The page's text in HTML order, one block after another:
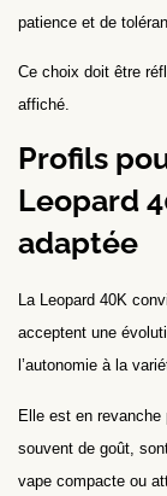
patience et de
Ce choix doit être
affiché.
Profils
Leopard
adaptée
La Leopard 40K
acceptent une
l’autonomie à la
Elle est en
souvent de goût,
vape compacte ou